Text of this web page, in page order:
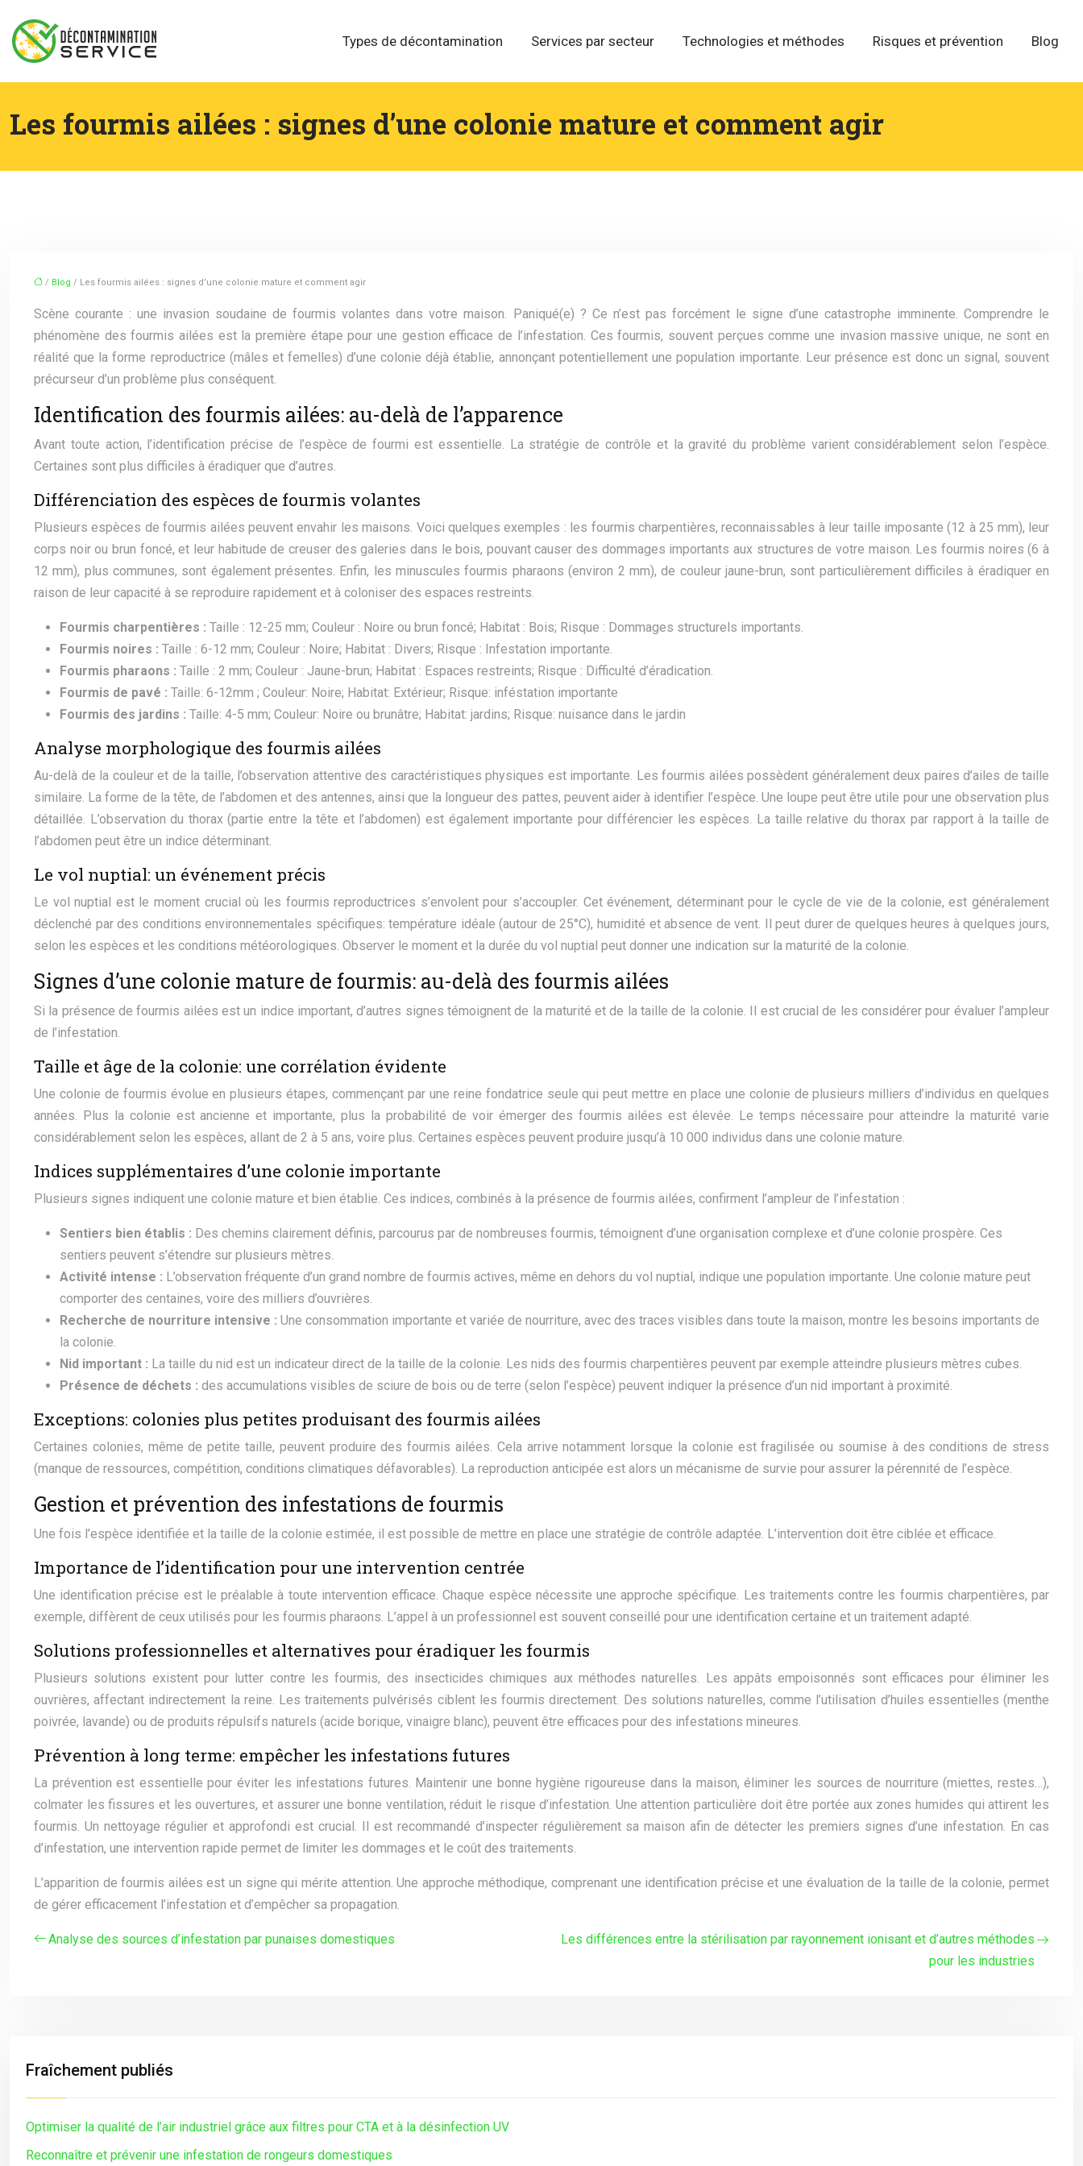
Types de décontamination Services par secteur Technologies et méthodes Risques et prévention Blog
Les fourmis ailées : signes d’une colonie mature et comment agir
/ Blog / Les fourmis ailées : signes d’une colonie mature et comment agir
Scène courante : une invasion soudaine de fourmis volantes dans votre maison. Paniqué(e) ? Ce n’est pas forcément le signe d’une catastrophe imminente. Comprendre le
phénomène des fourmis ailées est la première étape pour une gestion efficace de l’infestation. Ces fourmis, souvent perçues comme une invasion massive unique, ne sont en
réalité que la forme reproductrice (mâles et femelles) d’une colonie déjà établie, annonçant potentiellement une population importante. Leur présence est donc un signal, souvent
précurseur d’un problème plus conséquent.
Identification des fourmis ailées: au-delà de l’apparence
Avant toute action, l’identification précise de l’espèce de fourmi est essentielle. La stratégie de contrôle et la gravité du problème varient considérablement selon l’espèce.
Certaines sont plus difficiles à éradiquer que d’autres.
Différenciation des espèces de fourmis volantes
Plusieurs espèces de fourmis ailées peuvent envahir les maisons. Voici quelques exemples : les fourmis charpentières, reconnaissables à leur taille imposante (12 à 25 mm), leur
corps noir ou brun foncé, et leur habitude de creuser des galeries dans le bois, pouvant causer des dommages importants aux structures de votre maison. Les fourmis noires (6 à
12 mm), plus communes, sont également présentes. Enfin, les minuscules fourmis pharaons (environ 2 mm), de couleur jaune-brun, sont particulièrement difficiles à éradiquer en
raison de leur capacité à se reproduire rapidement et à coloniser des espaces restreints.
Fourmis charpentières : Taille : 12-25 mm; Couleur : Noire ou brun foncé; Habitat : Bois; Risque : Dommages structurels importants.
Fourmis noires : Taille : 6-12 mm; Couleur : Noire; Habitat : Divers; Risque : Infestation importante.
Fourmis pharaons : Taille : 2 mm; Couleur : Jaune-brun; Habitat : Espaces restreints; Risque : Difficulté d’éradication.
Fourmis de pavé : Taille: 6-12mm ; Couleur: Noire; Habitat: Extérieur; Risque: inféstation importante
Fourmis des jardins : Taille: 4-5 mm; Couleur: Noire ou brunâtre; Habitat: jardins; Risque: nuisance dans le jardin
Analyse morphologique des fourmis ailées
Au-delà de la couleur et de la taille, l’observation attentive des caractéristiques physiques est importante. Les fourmis ailées possèdent généralement deux paires d’ailes de taille
similaire. La forme de la tête, de l’abdomen et des antennes, ainsi que la longueur des pattes, peuvent aider à identifier l’espèce. Une loupe peut être utile pour une observation plus
détaillée. L’observation du thorax (partie entre la tête et l’abdomen) est également importante pour différencier les espèces. La taille relative du thorax par rapport à la taille de
l’abdomen peut être un indice déterminant.
Le vol nuptial: un événement précis
Le vol nuptial est le moment crucial où les fourmis reproductrices s’envolent pour s’accoupler. Cet événement, déterminant pour le cycle de vie de la colonie, est généralement
déclenché par des conditions environnementales spécifiques: température idéale (autour de 25°C), humidité et absence de vent. Il peut durer de quelques heures à quelques jours,
selon les espèces et les conditions météorologiques. Observer le moment et la durée du vol nuptial peut donner une indication sur la maturité de la colonie.
Signes d’une colonie mature de fourmis: au-delà des fourmis ailées
Si la présence de fourmis ailées est un indice important, d’autres signes témoignent de la maturité et de la taille de la colonie. Il est crucial de les considérer pour évaluer l’ampleur
de l’infestation.
Taille et âge de la colonie: une corrélation évidente
Une colonie de fourmis évolue en plusieurs étapes, commençant par une reine fondatrice seule qui peut mettre en place une colonie de plusieurs milliers d’individus en quelques
années. Plus la colonie est ancienne et importante, plus la probabilité de voir émerger des fourmis ailées est élevée. Le temps nécessaire pour atteindre la maturité varie
considérablement selon les espèces, allant de 2 à 5 ans, voire plus. Certaines espèces peuvent produire jusqu’à 10 000 individus dans une colonie mature.
Indices supplémentaires d’une colonie importante
Plusieurs signes indiquent une colonie mature et bien établie. Ces indices, combinés à la présence de fourmis ailées, confirment l’ampleur de l’infestation :
Sentiers bien établis : Des chemins clairement définis, parcourus par de nombreuses fourmis, témoignent d’une organisation complexe et d’une colonie prospère. Ces
sentiers peuvent s’étendre sur plusieurs mètres.
Activité intense : L’observation fréquente d’un grand nombre de fourmis actives, même en dehors du vol nuptial, indique une population importante. Une colonie mature peut
comporter des centaines, voire des milliers d’ouvrières.
Recherche de nourriture intensive : Une consommation importante et variée de nourriture, avec des traces visibles dans toute la maison, montre les besoins importants de
la colonie.
Nid important : La taille du nid est un indicateur direct de la taille de la colonie. Les nids des fourmis charpentières peuvent par exemple atteindre plusieurs mètres cubes.
Présence de déchets : des accumulations visibles de sciure de bois ou de terre (selon l’espèce) peuvent indiquer la présence d’un nid important à proximité.
Exceptions: colonies plus petites produisant des fourmis ailées
Certaines colonies, même de petite taille, peuvent produire des fourmis ailées. Cela arrive notamment lorsque la colonie est fragilisée ou soumise à des conditions de stress
(manque de ressources, compétition, conditions climatiques défavorables). La reproduction anticipée est alors un mécanisme de survie pour assurer la pérennité de l’espèce.
Gestion et prévention des infestations de fourmis
Une fois l’espèce identifiée et la taille de la colonie estimée, il est possible de mettre en place une stratégie de contrôle adaptée. L’intervention doit être ciblée et efficace.
Importance de l’identification pour une intervention centrée
Une identification précise est le préalable à toute intervention efficace. Chaque espèce nécessite une approche spécifique. Les traitements contre les fourmis charpentières, par
exemple, diffèrent de ceux utilisés pour les fourmis pharaons. L’appel à un professionnel est souvent conseillé pour une identification certaine et un traitement adapté.
Solutions professionnelles et alternatives pour éradiquer les fourmis
Plusieurs solutions existent pour lutter contre les fourmis, des insecticides chimiques aux méthodes naturelles. Les appâts empoisonnés sont efficaces pour éliminer les
ouvrières, affectant indirectement la reine. Les traitements pulvérisés ciblent les fourmis directement. Des solutions naturelles, comme l’utilisation d’huiles essentielles (menthe
poivrée, lavande) ou de produits répulsifs naturels (acide borique, vinaigre blanc), peuvent être efficaces pour des infestations mineures.
Prévention à long terme: empêcher les infestations futures
La prévention est essentielle pour éviter les infestations futures. Maintenir une bonne hygiène rigoureuse dans la maison, éliminer les sources de nourriture (miettes, restes…),
colmater les fissures et les ouvertures, et assurer une bonne ventilation, réduit le risque d’infestation. Une attention particulière doit être portée aux zones humides qui attirent les
fourmis. Un nettoyage régulier et approfondi est crucial. Il est recommandé d’inspecter régulièrement sa maison afin de détecter les premiers signes d’une infestation. En cas
d’infestation, une intervention rapide permet de limiter les dommages et le coût des traitements.
L’apparition de fourmis ailées est un signe qui mérite attention. Une approche méthodique, comprenant une identification précise et une évaluation de la taille de la colonie, permet
de gérer efficacement l’infestation et d’empêcher sa propagation.
Analyse des sources d’infestation par punaises domestiques
Les différences entre la stérilisation par rayonnement ionisant et d’autres méthodes
pour les industries
Fraîchement publiés
Optimiser la qualité de l’air industriel grâce aux filtres pour CTA et à la désinfection UV
Reconnaître et prévenir une infestation de rongeurs domestiques